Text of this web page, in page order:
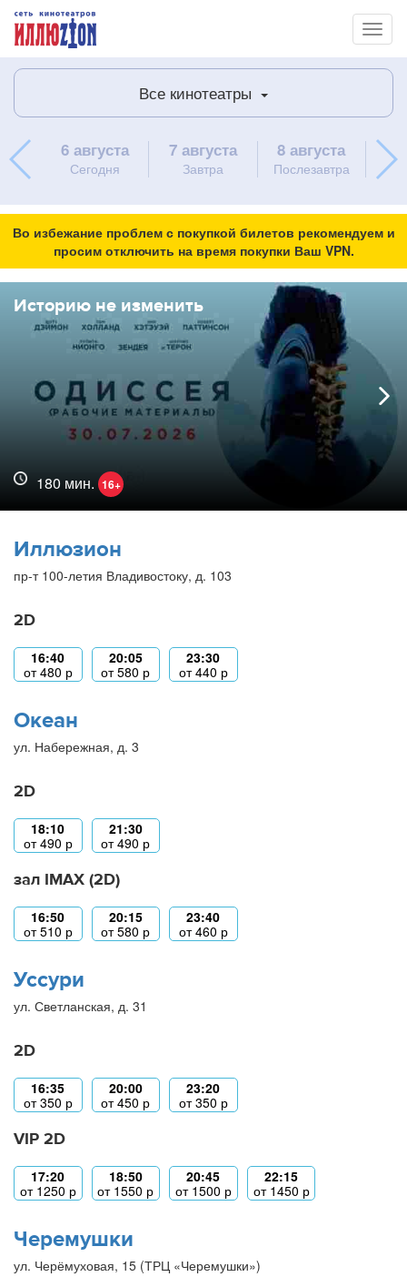
Все кинотеатры
6 августа
Сегодня
7 августа
Завтра
8 августа
Послезавтра
9
Во избежание проблем с покупкой билетов рекомендуем и
просим отключить на время покупки Ваш VPN.
Историю не изменить
180 мин. 16+
Иллюзион
пр-т 100-летия Владивостоку, д. 103
2D
16:40
от480 р
20:05
от580 р
23:30
от440 р
Океан
ул. Набережная, д. 3
2D
18:10
от490 р
21:30
от490 р
зал IMAX (2D)
16:50
от510 р
20:15
от580 р
23:40
от460 р
Уссури
ул. Светланская, д. 31
2D
16:35
от350 р
20:00
от450 р
23:20
от350 р
VIP 2D
17:20
от 1250 р
18:50
от 1550 р
20:45
от 1500 р
22:15
от 1450 р
Черемушки
ул. Черёмуховая, 15 (ТРЦ «Черемушки»)